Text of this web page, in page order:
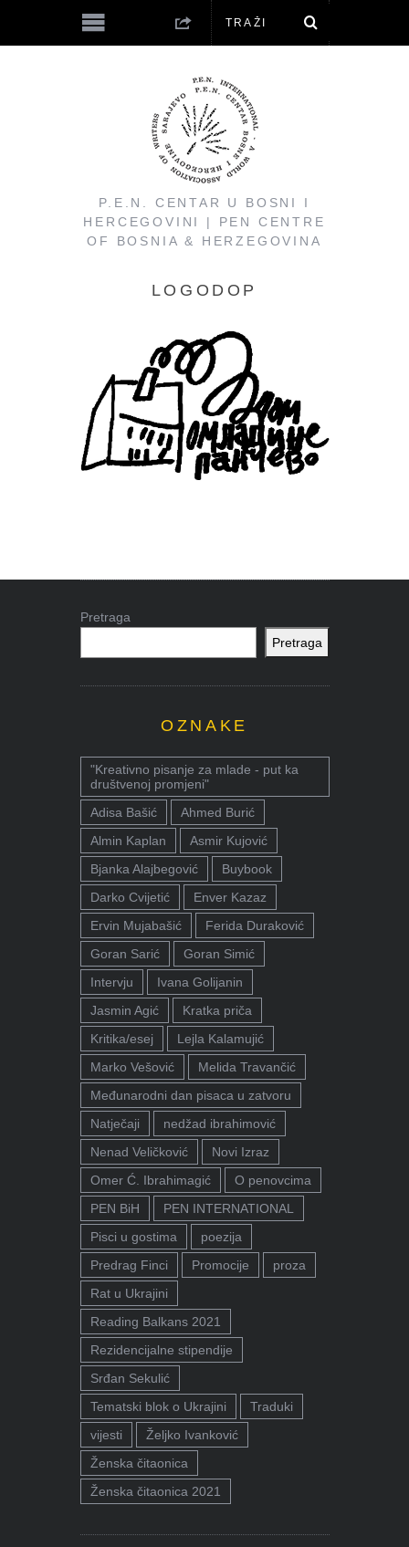
P.E.N. CENTAR U BOSNI I
HERCEGOVINI | PEN CENTRE
OF BOSNIA & HERZEGOVINA
LOGODOP
Pretraga
Pretraga
OZNAKE
"Kreativno pisanje za mlade - put ka
društvenoj promjeni"
Adisa Bašić
Ahmed Burić
Almin Kaplan
Asmir Kujović
Bjanka Alajbegović
Buybook
Darko Cvijetić
Enver Kazaz
Ervin Mujabašić
Ferida Duraković
Goran Sarić
Goran Simić
Intervju
Ivana Golijanin
Jasmin Agić
Kratka priča
Kritika/esej
Lejla Kalamujić
Marko Vešović
Melida Travančić
Međunarodni dan pisaca u zatvoru
Natječaji
nedžad ibrahimović
Nenad Veličković
Novi Izraz
Omer Ć. Ibrahimagić
O penovcima
PEN BiH
PEN INTERNATIONAL
Pisci u gostima
poezija
Predrag Finci
Promocije
proza
Rat u Ukrajini
Reading Balkans 2021
Rezidencijalne stipendije
Srđan Sekulić
Tematski blok o Ukrajini
Traduki
vijesti
Željko Ivanković
Ženska čitaonica
Ženska čitaonica 2021